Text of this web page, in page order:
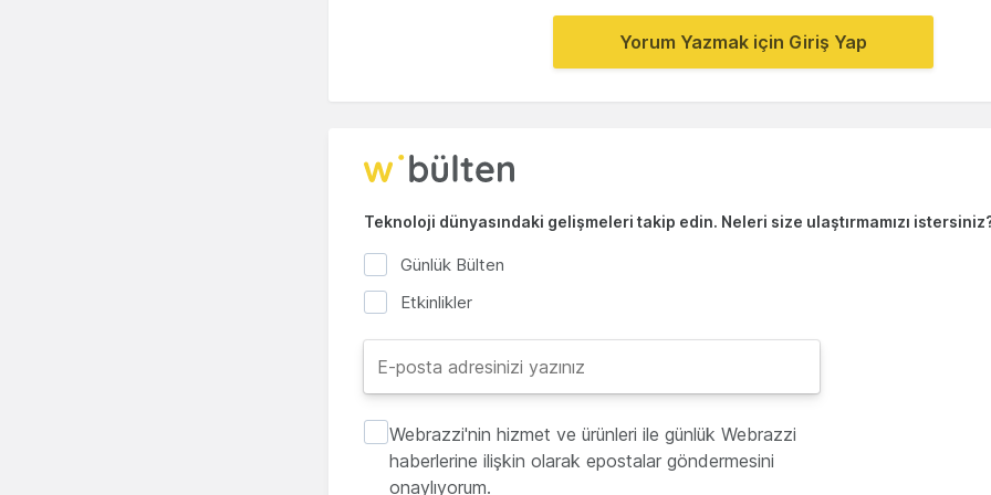
Yorum Yazmak için Giriş Yap
Teknoloji dünyasındaki gelişmeleri takip edin. Neleri size ulaştırmamızı
Günlük Bülten
Etkinlikler
Webrazzi'nin hizmet ve ürünleri ile günlük Webrazzi
haberlerine ilişkin olarak epostalar göndermesini
onaylıyorum.